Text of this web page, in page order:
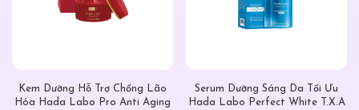
Kem Dưỡng Hỗ Trợ Chống Lão
Hóa Hada Labo Pro Anti Aging
Serum Dưỡng Sáng Da Tối Ưu
Hada Labo Perfect White T.X.A